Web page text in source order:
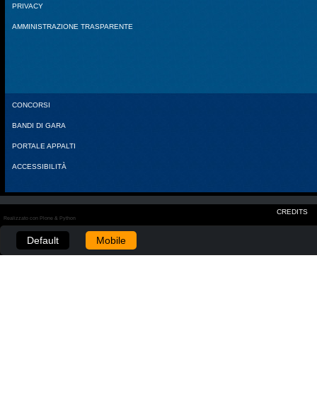
PRIVACY
AMMINISTRAZIONE TRASPARENTE
CONCORSI
BANDI DI GARA
PORTALE APPALTI
ACCESSIBILITÀ
CREDITS
Realizzato con Plone & Python
Default Mobile